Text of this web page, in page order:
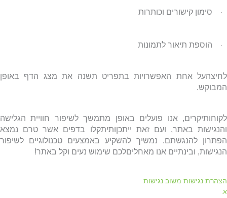
· סימון קישורים וכותרות
· הוספת תיאור לתמונות
לחיצהעל אחת האפשרויות בתפריט תשנה את מצג הדף באופן
המבוקש.
לקוחותיקרים, אנו פועלים באופן מתמשך לשיפור חוויית הגלישה
והנגישות באתר, ועם זאת ייתכןותיתקלו בדפים אשר טרם נמצא
הפתרון להנגשתם. נמשיך להשקיע באמצעים טכנולוגיים לשיפור
הנגישות, ובינתיים אנו מאחליםלכם שימוש נעים וקל באתר!
הצהרת נגישות משוב נגישות
✕